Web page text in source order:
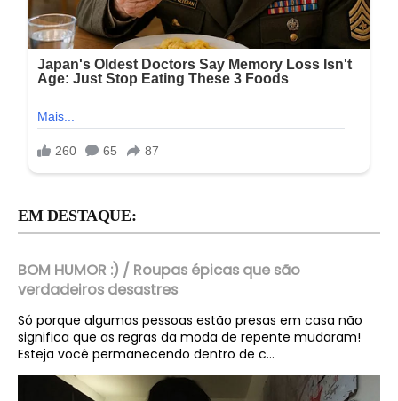
EM DESTAQUE:
BOM HUMOR :) / Roupas épicas que são
verdadeiros desastres
Só porque algumas pessoas estão presas em casa não
significa que as regras da moda de repente mudaram!
Esteja você permanecendo dentro de c...